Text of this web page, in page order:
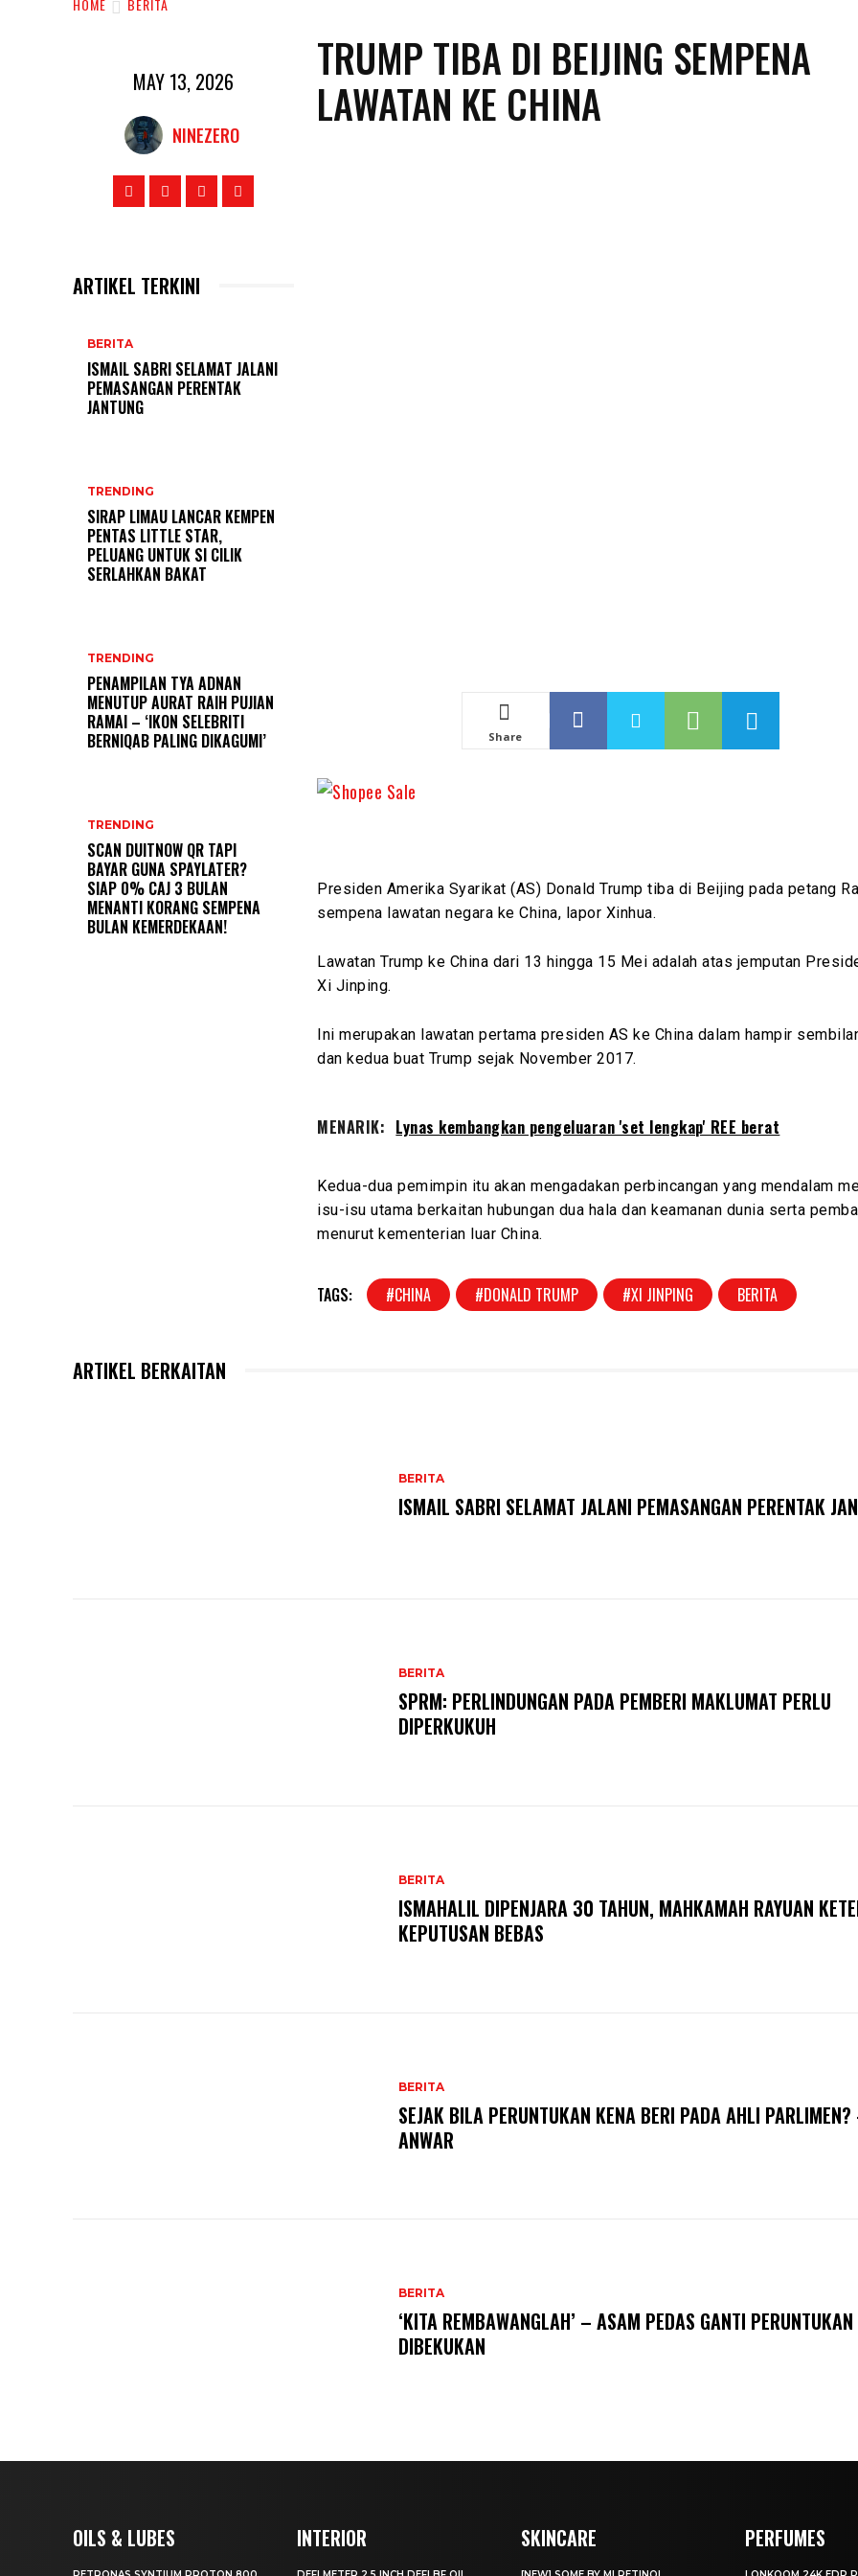
HOME BERITA
MAY 13, 2026
NINEZERO
ARTIKEL TERKINI
BERITA
ISMAIL SABRI SELAMAT JALANI
PEMASANGAN PERENTAK
JANTUNG
TRENDING
SIRAP LIMAU LANCAR KEMPEN
PENTAS LITTLE STAR,
PELUANG UNTUK SI CILIK
SERLAHKAN BAKAT
TRENDING
PENAMPILAN TYA ADNAN
MENUTUP AURAT RAIH PUJIAN
RAMAI – ‘IKON SELEBRITI
BERNIQAB PALING DIKAGUMI’
TRENDING
SCAN DUITNOW QR TAPI
BAYAR GUNA SPAYLATER?
SIAP 0% CAJ 3 BULAN
MENANTI KORANG SEMPENA
BULAN KEMERDEKAAN!
TRUMP TIBA DI BEIJING SEMPENA
LAWATAN KE CHINA
Share
Presiden Amerika Syarikat (AS) Donald Trump tiba di Beijing pada petang
sempena lawatan negara ke China, lapor Xinhua.
Lawatan Trump ke China dari 13 hingga 15 Mei adalah atas jemputan
Xi Jinping.
Ini merupakan lawatan pertama presiden AS ke China dalam hampir
dan kedua buat Trump sejak November 2017.
MENARIK: Lynas kembangkan pengeluaran 'set lengkap' REE berat
Kedua-dua pemimpin itu akan mengadakan perbincangan yang mendalam
isu-isu utama berkaitan hubungan dua hala dan keamanan dunia serta
menurut kementerian luar China.
TAGS: #CHINA #DONALD TRUMP #XI JINPING BERITA
ARTIKEL BERKAITAN
BERITA
ISMAIL SABRI SELAMAT JALANI PEMASANGAN PERENTAK
BERITA
SPRM: PERLINDUNGAN PADA PEMBERI MAKLUMAT PERLU
DIPERKUKUH
BERITA
ISMAHALIL DIPENJARA 30 TAHUN, MAHKAMAH RAYUAN
KEPUTUSAN BEBAS
BERITA
SEJAK BILA PERUNTUKAN KENA BERI PADA AHLI
ANWAR
BERITA
‘KITA REMBAWANGLAH’ – ASAM PEDAS GANTI PERUNTUKAN
DIBEKUKAN
OILS & LUBES INTERIOR SKINCARE PERFUMES